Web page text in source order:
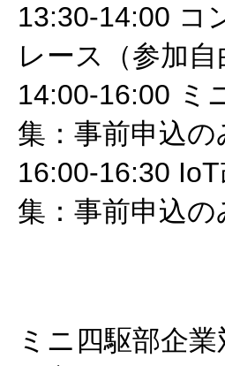
13:30-14:00 コ
レース（参加自
14:00-16:00 ミ
集：事前申込の
16:00-16:30
集：事前申込の
ミニ四駆部企